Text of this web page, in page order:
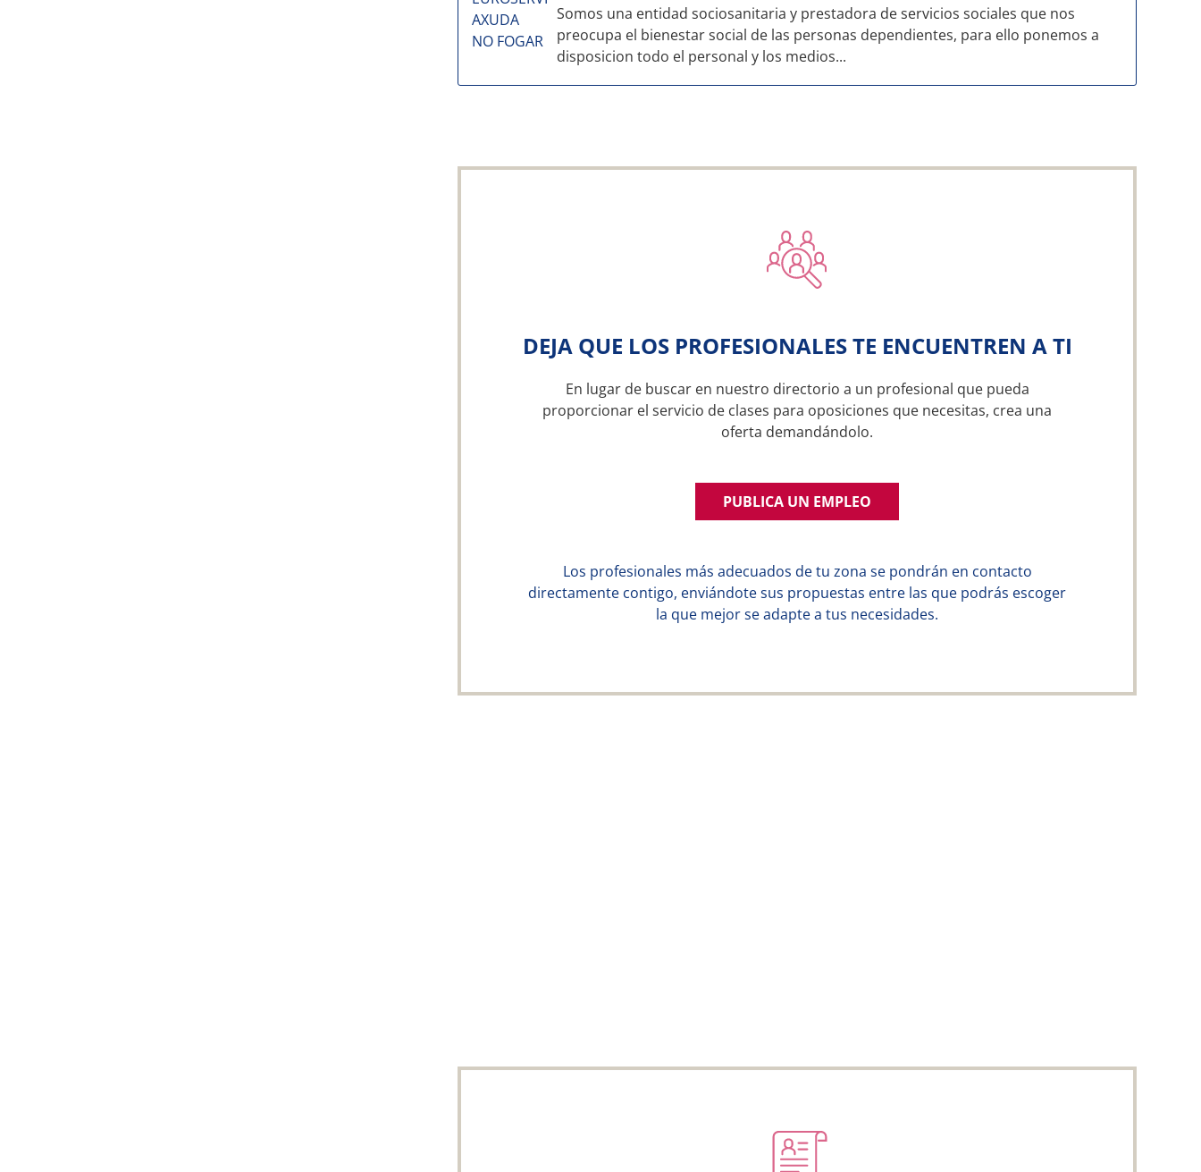
Somos una entidad sociosanitaria y prestadora de servicios sociales que nos
preocupa el bienestar social de las personas dependientes, para ello ponemos a
disposicion todo el personal y los medios...
DEJA QUE LOS PROFESIONALES TE ENCUENTREN A TI
En lugar de buscar en nuestro directorio a un profesional que pueda
proporcionar el servicio de clases para oposiciones que necesitas, crea una
oferta demandándolo.
PUBLICA UN EMPLEO
Los profesionales más adecuados de tu zona se pondrán en contacto
directamente contigo, enviándote sus propuestas entre las que podrás escoger
la que mejor se adapte a tus necesidades.